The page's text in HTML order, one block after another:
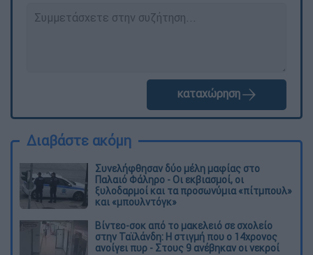
καταχώρηση
Διαβάστε ακόμη
Συνελήφθησαν δύο μέλη μαφίας στο
Παλαιό Φάληρο - Οι εκβιασμοί, οι
ξυλοδαρμοί και τα προσωνύμια «πίτμπουλ»
και «μπουλντόγκ»
Βίντεο-σοκ από το μακελειό σε σχολείο
στην Ταϊλάνδη: Η στιγμή που ο 14χρονος
ανοίγει πυρ - Στους 9 ανέβηκαν οι νεκροί